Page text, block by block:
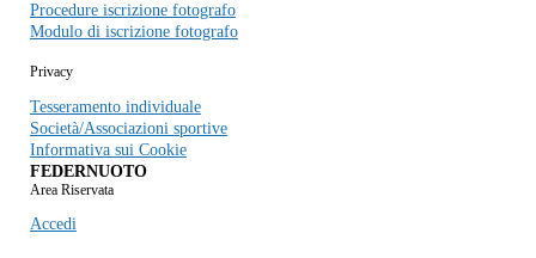
Procedure iscrizione fotografo
Modulo di iscrizione fotografo
Privacy
Tesseramento individuale
Società/Associazioni sportive
Informativa sui Cookie
FEDERNUOTO
Area Riservata
Accedi